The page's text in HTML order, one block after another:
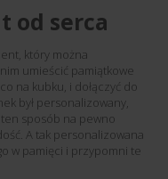
od serca
który można
umieścić pamiątkowe
na kubku, i dołączyć do
był personalizowany,
ten sposób na pewno
A tak personalizowana
w pamięci i przypomni te